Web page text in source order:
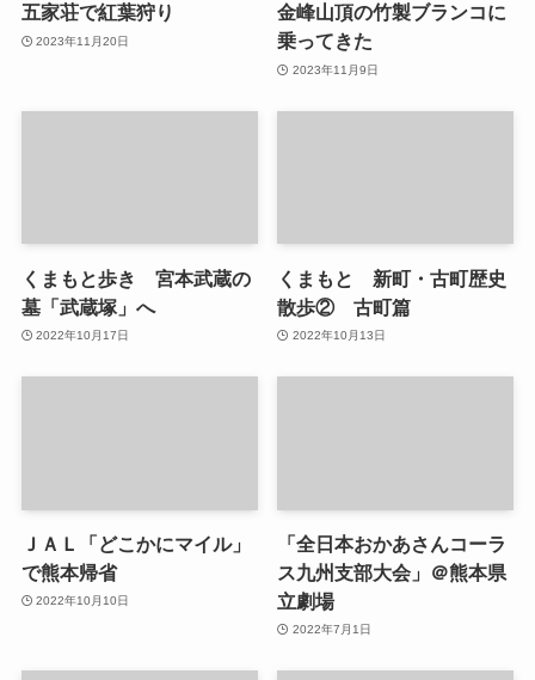
五家荘で紅葉狩り
2023年11月20日
金峰山頂の竹製ブランコに
乗ってきた
2023年11月9日
くまもと歩き 宮本武蔵の
墓「武蔵塚」へ
2022年10月17日
くまもと 新町・古町歴史
散歩② 古町篇
2022年10月13日
ＪＡＬ「どこかにマイル」
で熊本帰省
2022年10月10日
「全日本おかあさんコーラ
ス九州支部大会」＠熊本県
立劇場
2022年7月1日